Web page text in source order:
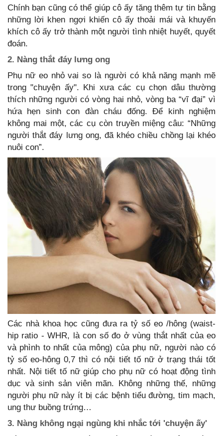
Chính bạn cũng có thể giúp cô ấy tăng thêm tự tin bằng
những lời khen ngợi khiến cô ấy thoải mái và khuyến
khích cô ấy trở thành một người tình nhiệt huyết, quyết
đoán.
2. Nàng thắt đáy lưng ong
Phụ nữ eo nhỏ vai so là người có khả năng mạnh mẽ
trong "chuyện ấy". Khi xưa các cụ chọn dâu thường
thích những người có vòng hai nhỏ, vòng ba “vĩ đại” vì
hứa hẹn sinh con đàn cháu đống. Để kinh nghiệm
không mai một, các cụ còn truyền miệng câu: “Những
người thắt đáy lưng ong, đã khéo chiều chồng lại khéo
nuôi con”.
Các nhà khoa học cũng đưa ra tỷ số eo /hông (waist-
hip ratio - WHR, là con số đo ở vùng thắt nhất của eo
và phình to nhất của mông) của phụ nữ, người nào có
tỷ số eo-hông 0,7 thì có nội tiết tố nữ ở trạng thái tốt
nhất. Nội tiết tố nữ giúp cho phụ nữ có hoạt động tình
dục và sinh sản viên mãn. Không những thế, những
người phụ nữ này ít bị các bệnh tiểu đường, tim mạch,
ung thư buồng trứng…
3. Nàng không ngại ngùng khi nhắc tới 'chuyện ấy'